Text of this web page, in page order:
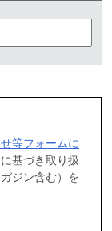
せ等フォームに
基づき取り扱
ジン含む）を